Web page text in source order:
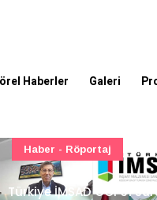
Haberler Galeri
TOKİ - Emlak Konut GYO